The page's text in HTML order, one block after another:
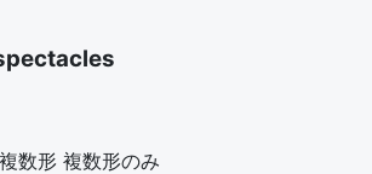
複数形 複数形のみ